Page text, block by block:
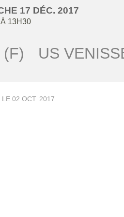
17 DÉC. 2017
À 13H30
(F) US
LE 02 OCT. 2017